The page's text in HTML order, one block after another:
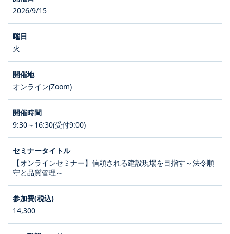
2026/9/15
火
オンライン(Zoom)
9:30～16:30(受付9:00)
【オンラインセミナー】信頼される建設現場を目指す～法令順
守と品質管理～
14,300